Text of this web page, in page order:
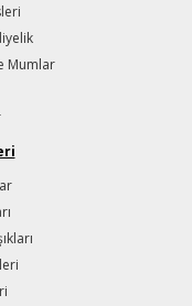
Mumlar